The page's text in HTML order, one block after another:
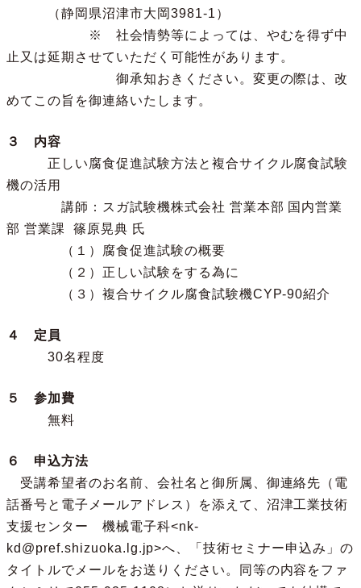
（静岡県沼津市大岡3981-1）
※ 社会情勢等によっては、やむを得ず中
止又は延期させていただく可能性があります。
御承知おきください。変更の際は、改
めてこの旨を御連絡いたします。
３ 内容
正しい腐食促進試験方法と複合サイクル腐食試験
機の活用
講師：スガ試験機株式会社 営業本部 国内営業
部 営業課 篠原晃典 氏
（１）腐食促進試験の概要
（２）正しい試験をする為に
（３）複合サイクル腐食試験機CYP-90紹介
４ 定員
30名程度
５ 参加費
無料
６ 申込方法
受講希望者のお名前、会社名と御所属、御連絡先（電
話番号と電子メールアドレス）を添えて、沼津工業技術
支援センター 機械電子科<nk-
kd@pref.shizuoka.lg.jp>へ、「技術セミナー申込み」の
タイトルでメールをお送りください。同等の内容をファ